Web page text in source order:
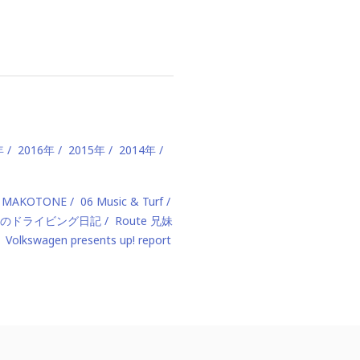
2016年 2015年
2014年
06 Music & Turf
ドライビング日記
Route 兄妹
Volkswagen presents up! report